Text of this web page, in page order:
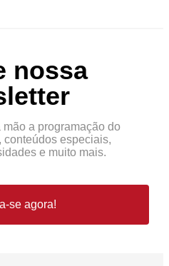
nossa
mão a programação do
conteúdos especiais,
e muito mais.
se agora!